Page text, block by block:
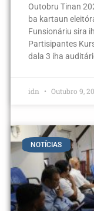
Outobru Tinan
ba kartaun
Funsionáriu sira
Partisipantes
dala 3 iha
idn Outubro 9,
NOTÍCIAS